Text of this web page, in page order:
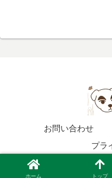
お問い合わせ
プラ
©
ホーム トップ